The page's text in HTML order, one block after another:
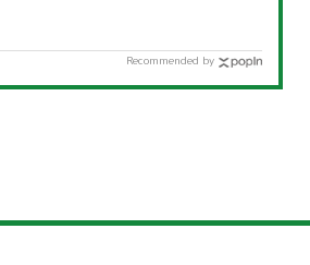
Recommended by